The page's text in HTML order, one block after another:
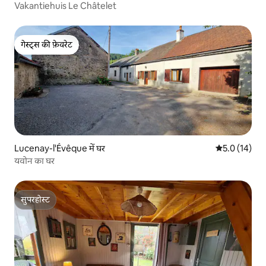
Vakantiehuis Le Châtelet
गेस्ट्स की फ़ेवरेट
गेस्ट्स की फ़ेवरेट
Lucenay-l'Évêque में घर औसत रेटिंग 5
5.0 (14)
यवोन का घर
सुपरहोस्ट
सुपरहोस्ट